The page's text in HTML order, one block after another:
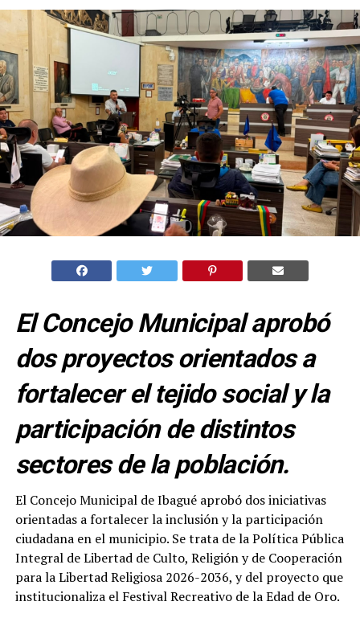
El Concejo Municipal aprobó
dos proyectos orientados a
fortalecer el tejido social y la
participación de distintos
sectores de la población.
El Concejo Municipal de Ibagué aprobó dos iniciativas
orientadas a fortalecer la inclusión y la participación
ciudadana en el municipio. Se trata de la Política Pública
Integral de Libertad de Culto, Religión y de Cooperación
para la Libertad Religiosa 2026-2036, y del proyecto que
institucionaliza el Festival Recreativo de la Edad de Oro.